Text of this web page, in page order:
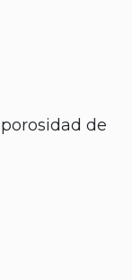
de